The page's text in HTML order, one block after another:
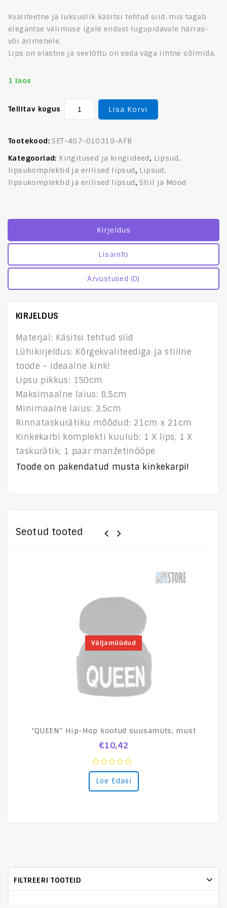
Kvaliteetne ja luksuslik käsitsi tehtud siid, mis tagab
elegantse välimuse igale endast lugupidavale härras-
või ärimehele.
Lips on elastne ja seetõttu on seda väga lihtne sõlmida.
1 laos
Tellitav kogus Lisa Korvi
Tootekood: SET-407-010319-AFB
Kategooriad: Kingitused ja kingiideed, Lipsud,
lipsukomplektid ja erilised lipsud, Lipsud,
lipsukomplektid ja erilised lipsud, Stiil ja Mood
Kirjeldus
Lisainfo
Arvustused (0)
KIRJELDUS
Materjal: Käsitsi tehtud siid
Lühikirjeldus: Kõrgekvaliteediga ja stiilne
toode – ideaalne kink!
Lipsu pikkus: 150cm
Maksimaalne laius: 8,5cm
Minimaalne laius: 3,5cm
Rinnataskurätiku mõõdud: 21cm x 21cm
Kinkekarbi komplekti kuulub: 1 X lips, 1 X
taskurätik, 1 paar manžetinööpe
Toode on pakendatud musta kinkekarpi!
Seotud tooted
Väljamüüdud
“QUEEN” Hip-Hop kootud suusamüts, must
€10,42
0
out
of
Loe Edasi
FILTREERI TOOTEID